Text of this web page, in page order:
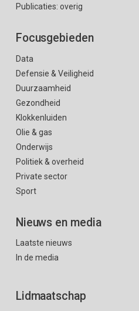
Publicaties: overig
Focusgebieden
Data
Defensie & Veiligheid
Duurzaamheid
Gezondheid
Klokkenluiden
Olie & gas
Onderwijs
Politiek & overheid
Private sector
Sport
Nieuws en media
Laatste nieuws
In de media
Lidmaatschap